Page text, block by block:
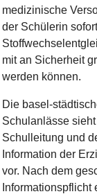
medizinische
der Schülerin
mit an Sicherheit
werden können.
Die basel-
Schulanlässe
Schulleitung und
Information der
vor. Nach dem